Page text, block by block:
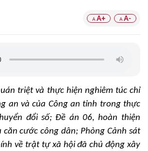
A A+ A A-
triệt và thực hiện nghiêm túc chỉ
an và của Công an tỉnh trong thực
đổi số; Đề án 06, hoàn thiện
cước công dân; Phòng Cảnh sát
về trật tự xã hội đã chủ động xây